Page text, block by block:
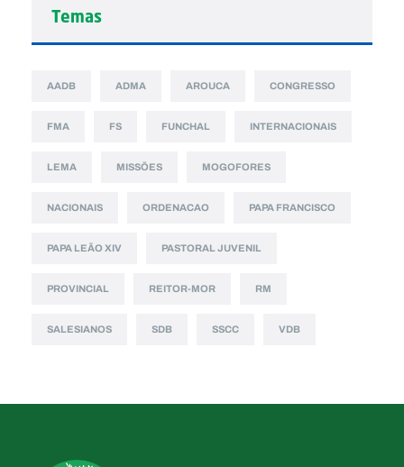
Temas
AADB ADMA AROUCA CONGRESSO
FMA FS FUNCHAL INTERNACIONAIS
LEMA MISSÕES MOGOFORES
NACIONAIS ORDENACAO PAPA FRANCISCO
PAPA LEÃO XIV PASTORAL JUVENIL
PROVINCIAL REITOR-MOR RM
SALESIANOS SDB SSCC VDB